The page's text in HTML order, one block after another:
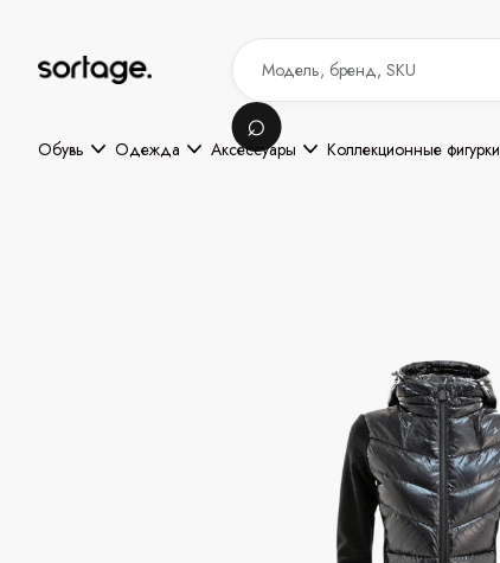
Обувь Одежда Аксессуары Коллекционные фигурки